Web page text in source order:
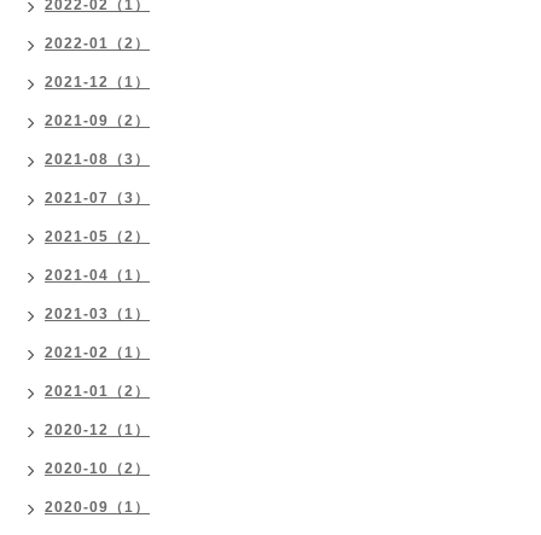
2022-02（1）
2022-01（2）
2021-12（1）
2021-09（2）
2021-08（3）
2021-07（3）
2021-05（2）
2021-04（1）
2021-03（1）
2021-02（1）
2021-01（2）
2020-12（1）
2020-10（2）
2020-09（1）